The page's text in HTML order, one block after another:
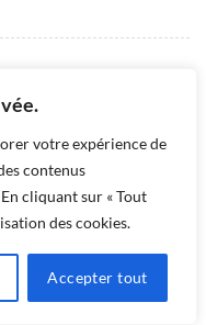
votre expérience de
contenus
cliquant sur « Tout
des cookies.
Accepter tout
vibe here;
fast, images appeared
consistent.